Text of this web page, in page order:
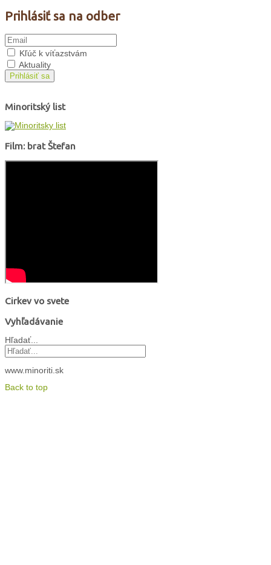
Prihlásiť sa na odber
Kľúč k víťazstvám
Aktuality
Prihlásiť sa
Minoritský list
Film: brat Štefan
Cirkev vo svete
Vyhľadávanie
Hľadať...
www.minoriti.sk
Back to top